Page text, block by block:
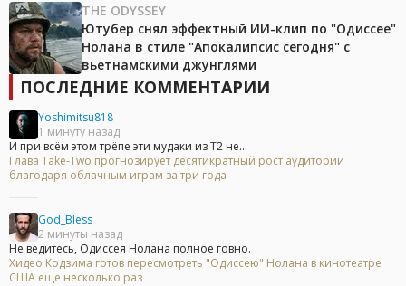
THE ODYSSEY
Ютубер снял эффектный ИИ-клип по "Одиссее"
Нолана в стиле "Апокалипсис сегодня" с
вьетнамскими джунглями
ПОСЛЕДНИЕ КОММЕНТАРИИ
Yoshimitsu818
1 минуту назад
И при всём этом трёпе эти мудаки из Т2 не...
Глава Take-Two прогнозирует десятикратный рост аудитории
благодаря облачным играм за три года
God_Bless
2 минуты назад
Не ведитесь, Одиссея Нолана полное говно.
Хидео Кодзима готов пересмотреть "Одиссею" Нолана в кинотеатре
США еще несколько раз